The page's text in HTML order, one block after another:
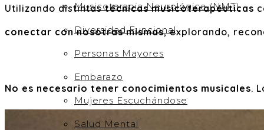
Musicoterapia Neurológica (NMT)
Diversidad Funcional
Personas Mayores
Embarazo
Mujeres Escuchándose
Salud Mental
Utilizando distintastécnicas musicoterapéuticas
conectar con nosotras mismas, explorando,
No es necesario tener conocimientos musicales.